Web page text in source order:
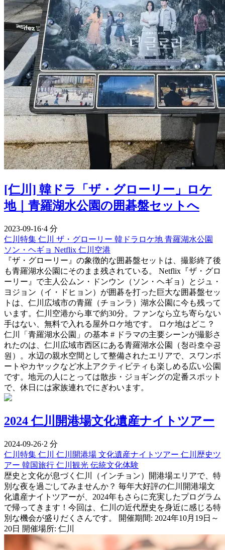
[仁川] 韓ドラ「ザ・グローリー」ロケ
地｜青羅湖水公園の囲碁盤セットへ
2023-09-16·4 分
仁川特集 仁川 ザ・グローリー 韓ドラロケ地 青羅湖水公園
ソン・ヘギョ Netflix 仁川空港
『ザ・グローリー』の象徴的な囲碁盤セットは、撮影終了後
も青羅湖水公園にそのまま残されている。 Netflix『ザ・グロ
ーリー』で主人公ムン・ドンウン（ソン・ヘギョ）とジュ・
ヨジョン（イ・ドヒョン）が囲碁を打った巨大な囲碁盤セッ
トは、仁川広域市の青羅（チョンラ）湖水公園に今も残って
います。仁川空港から車で約30分。ファンなら立ち寄らない
手はない、無料で入れる屋外ロケ地です。 ロケ地はどこ？
仁川「青羅湖水公園」の基本 # ドラマの主要シーンが撮影さ
れたのは、仁川広域市西区にある青羅湖水公園（청라호수공
원）。水辺の親水空間として整備されたエリアで、スワンボ
ートやカヤックなど水上アクティビティも楽しめる広い公園
です。地元の人にとっては散歩・ジョギングの定番スポット
で、休日には家族連れでにぎわいます。
2024 仁川開港場文化遺産ナイトツアー
2024-09-26·2 分
仁川特集 仁川 仁川開港場 文化遺産ナイトツアー 仁川歴史ツ
アー 韓国旅行 仁川観光 伝統文化体験
歴史と文化が息づく仁川（インチョン）開港場エリアで、特
別な夜を過ごしてみませんか？ 毎年大好評の仁川開港場文
化遺産ナイトツアーが、2024年もさらに充実したプログラム
で帰ってきます！今回は、仁川の近代歴史を身近に感じる特
別な機会が盛りだくさんです。 開催期間: 2024年10月19日～
20日 開催場所: 仁川